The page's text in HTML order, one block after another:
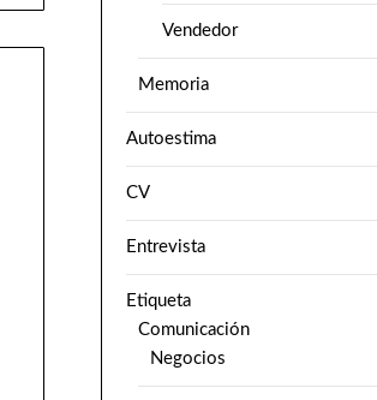
Vendedor
Memoria
Autoestima
CV
Entrevista
Etiqueta
Comunicación
Negocios